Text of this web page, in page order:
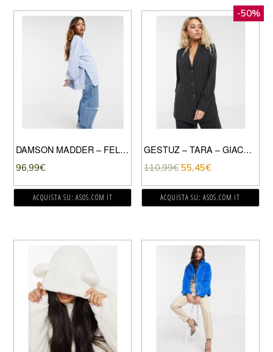
DAMSON MADDER – FELPA COMODA IN COTONE ORGANICO CON MANICHE MOLTO LARGHE E STAMPA SUL DAVANTI E SUL RETRO-BLU
96,99€
ACQUISTA SU: ASOS.COM IT
-50%
GESTUZ – TARA – GIACCA ELEGANTE GESSATO IN COORDINATO-NERO
110,99€ 55,45€
ACQUISTA SU: ASOS.COM IT